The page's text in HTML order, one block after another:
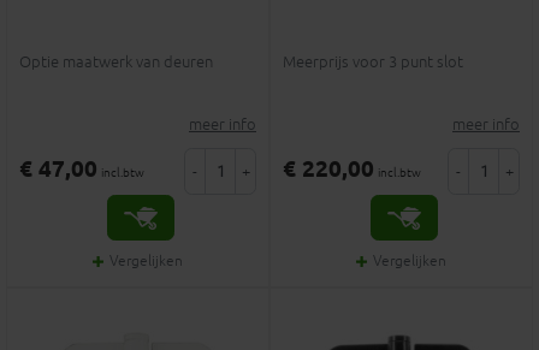
Optie maatwerk van deuren
meer info
€ 47,00 incl.btw - +
Vergelijken
Meerprijs voor 3 punt slot
meer info
€ 220,00 incl.btw - +
Vergelijken